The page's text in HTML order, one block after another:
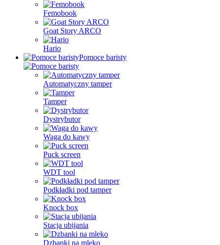
Femobook
Goat Story ARCO
Hario
Pomoce baristy
Automatyczny tamper
Tamper
Dystrybutor
Waga do kawy
Puck screen
WDT tool
Podkładki pod tamper
Knock box
Stacja ubijania
Dzbanki na mleko